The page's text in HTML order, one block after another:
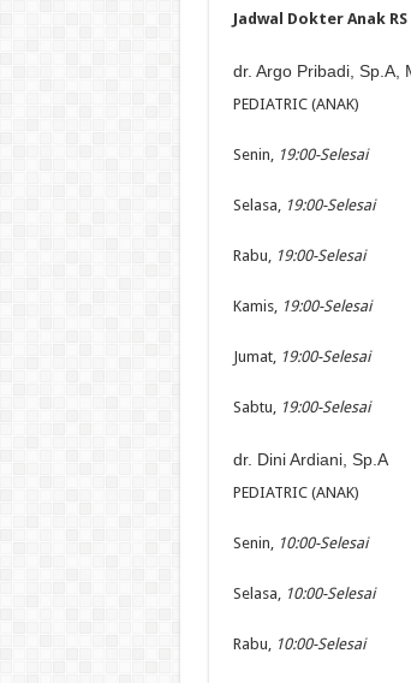
Jadwal Dokter Anak RS
dr. Argo Pribadi, Sp.A,
PEDIATRIC (ANAK)
Senin, 19:00-Selesai
Selasa, 19:00-Selesai
Rabu, 19:00-Selesai
Kamis, 19:00-Selesai
Jumat, 19:00-Selesai
Sabtu, 19:00-Selesai
dr. Dini Ardiani, Sp.A
PEDIATRIC (ANAK)
Senin, 10:00-Selesai
Selasa, 10:00-Selesai
Rabu, 10:00-Selesai